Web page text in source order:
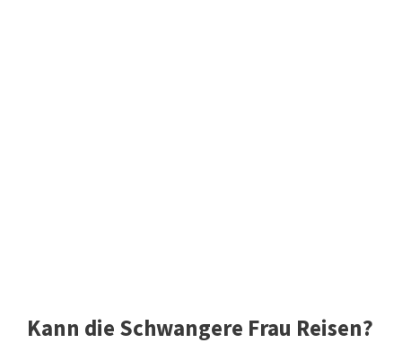
Kann die Schwangere Frau Reisen?